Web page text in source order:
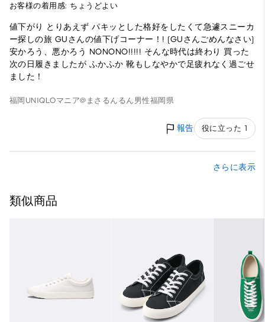
お客様の着用感: ちょうどよい
値下がり とりあえず パキッとした格好をしたくて急遽スニーカ
ー探しの旅 GUさんの値下げコーナー！! (GUさんごめんなさい)
安かろう、悪かろう NONONO!!!!! そんな時代は終わり 買った
次の日履きましたが ふかふか 靴もしなやかで足疲れなく過ごせ
ました！
福岡UNIQLOマニア@まさるんるん 男性福岡県
報告 役に立った 1
さらに表示
類似商品